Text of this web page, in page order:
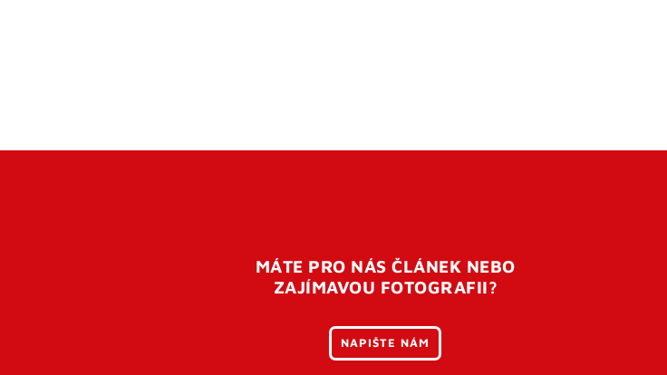
MÁTE PRO NÁS ČLÁNEK NEBO
ZAJÍMAVOU FOTOGRAFII?
NAPIŠTE NÁM